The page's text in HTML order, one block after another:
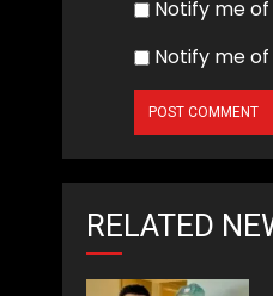
Notify me
Notify me
RELATED